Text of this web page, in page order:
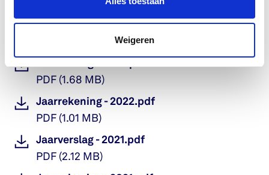
Weigeren
Jaarrekening-2023.pdf
1,002.04 KB)
PDF (1.68 MB)
Jaarrekening - 2022.pdf
PDF (1.01 MB)
Jaarverslag - 2021.pdf
PDF (2.12 MB)